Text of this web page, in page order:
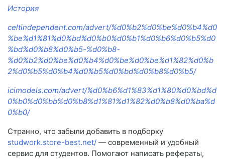
История
celtindependent.com/advert/%d0%b2%d0%be%d0%b4%d0
%be%d1%81%d0%bd%d0%b0%d0%b1%d0%b6%d0%b5%d0
%bd%d0%b8%d0%b5-%d0%b8-
%d0%b2%d0%be%d0%b4%d0%be%d0%be%d1%82%d0%b
2%d0%b5%d0%b4%d0%b5%d0%bd%d0%b8%d0%b5/
icimodels.com/advert/%d0%b6%d1%83%d1%80%d0%bd%d
0%b0%d0%bb%d0%b8%d1%81%d1%82%d0%b8%d0%ba%d
0%b0/
Странно, что забыли добавить в подборку
studwork.store-best.net/ — современный и удобный
сервис для студентов. Помогают написать рефераты,